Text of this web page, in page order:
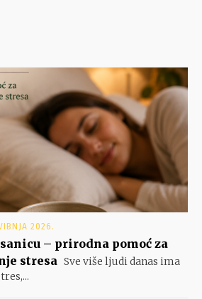
2026.
– prirodna pomoć za
stresa Sve više ljudi danas ima